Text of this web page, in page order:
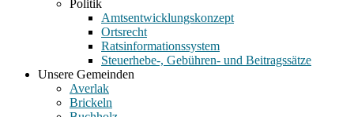
Politik
Amtsentwicklungskonzept
Ortsrecht
Ratsinformationssystem
Steuerhebe-, Gebühren- und Beitragssätze
Unsere Gemeinden
Averlak
Brickeln